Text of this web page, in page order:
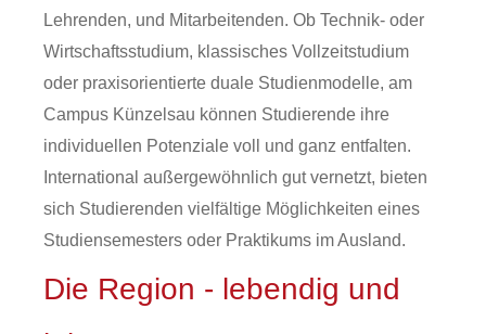
Lehrenden, und Mitarbeitenden. Ob Technik- oder
Wirtschaftsstudium, klassisches Vollzeitstudium
oder praxisorientierte duale Studienmodelle, am
Campus Künzelsau können Studierende ihre
individuellen Potenziale voll und ganz entfalten.
International außergewöhnlich gut vernetzt, bieten
sich Studierenden vielfältige Möglichkeiten eines
Studiensemesters oder Praktikums im Ausland.
Die Region - lebendig und